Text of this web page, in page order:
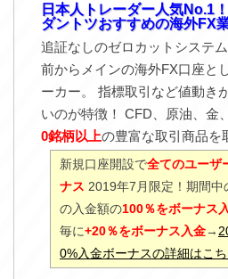
日本人トレーダー人気No.1
ダントツおすすめの海外FX
追証なしのゼロカットシステ
前からメインの海外FX口座と
ーカー。 指標取引など値動き
いのが特徴！ CFD、原油、金
0銘柄以上の豊富な取引商品を
新規口座開設で全てのユーザ
ナス 2019年7月限定！期間中
の入金額の100％をボーナス
毎に+20％をボーナス入金→
0%入金ボーナスの詳細はこち